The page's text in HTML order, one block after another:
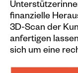
finanzielle
3D-Scan der
anfertigen
sich um eine